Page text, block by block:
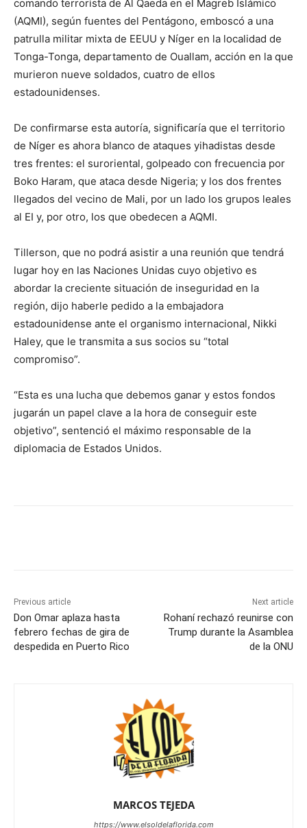
comando terrorista de Al Qaeda en el Magreb Islámico
(AQMI), según fuentes del Pentágono, emboscó a una
patrulla militar mixta de EEUU y Níger en la localidad de
Tonga-Tonga, departamento de Ouallam, acción en la que
murieron nueve soldados, cuatro de ellos
estadounidenses.
De confirmarse esta autoría, significaría que el territorio
de Níger es ahora blanco de ataques yihadistas desde
tres frentes: el suroriental, golpeado con frecuencia por
Boko Haram, que ataca desde Nigeria; y los dos frentes
llegados del vecino de Mali, por un lado los grupos leales
al EI y, por otro, los que obedecen a AQMI.
Tillerson, que no podrá asistir a una reunión que tendrá
lugar hoy en las Naciones Unidas cuyo objetivo es
abordar la creciente situación de inseguridad en la
región, dijo haberle pedido a la embajadora
estadounidense ante el organismo internacional, Nikki
Haley, que le transmita a sus socios su “total
compromiso”.
“Esta es una lucha que debemos ganar y estos fondos
jugarán un papel clave a la hora de conseguir este
objetivo”, sentenció el máximo responsable de la
diplomacia de Estados Unidos.
Previous article
Don Omar aplaza hasta
febrero fechas de gira de
despedida en Puerto Rico
Next article
Rohaní rechazó reunirse con
Trump durante la Asamblea
de la ONU
MARCOS TEJEDA
https://www.elsoldelaflorida.com